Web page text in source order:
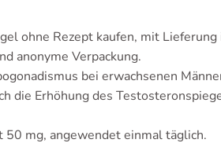
ohne Rezept kaufen, mit
anonyme Verpackung.
bei erwachsenen
die Erhöhung des
mg, angewendet einmal täglich.